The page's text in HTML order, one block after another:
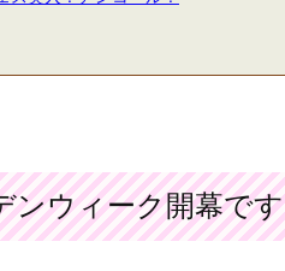
ンウィーク開幕で